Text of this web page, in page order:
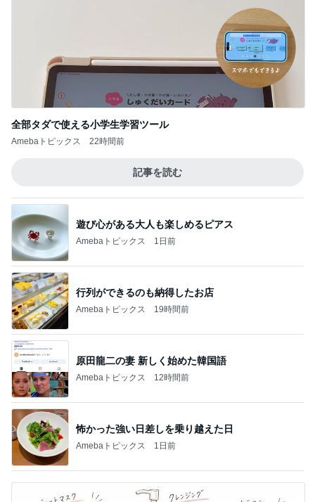
全部タダで使える小学生学習ツール
Amebaトピックス 22時間前
記事を読む
遊び心がある大人も楽しめるピアス
Amebaトピックス 1日前
行列ができるのも納得したお店
Amebaトピックス 19時間前
原田龍二の妻 新しく始めた韓国語
Amebaトピックス 12時間前
怖かった強い日差しを乗り越えた日
Amebaトピックス 1日前